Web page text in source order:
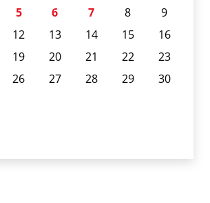
5 6 7 8
9
12 13 14 15
16
19 20 21 22
23
26 27 28 29
30